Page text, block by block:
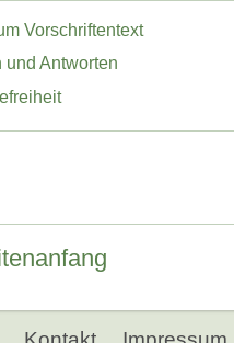
Vorschriftentext
und Antworten